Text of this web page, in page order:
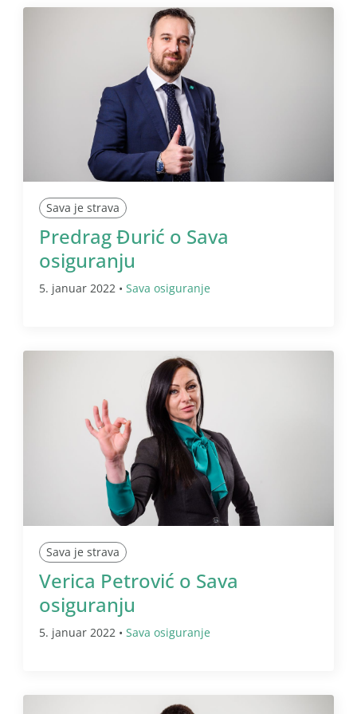
Sava je strava
Predrag Đurić o Sava
osiguranju
5. januar 2022 • Sava osiguranje
Sava je strava
Verica Petrović o Sava
osiguranju
5. januar 2022 • Sava osiguranje